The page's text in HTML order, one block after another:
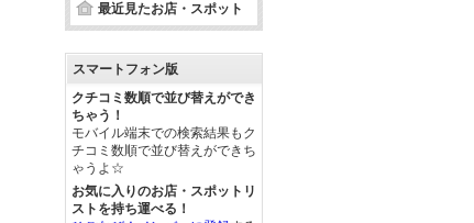
最近見たお店・スポット
スマートフォン版
クチコミ数順で並び替えができ
ちゃう！
モバイル端末での検索結果もク
チコミ数順で並び替えができち
ゃうよ☆
お気に入りのお店・スポットリ
ストを持ち運べる！